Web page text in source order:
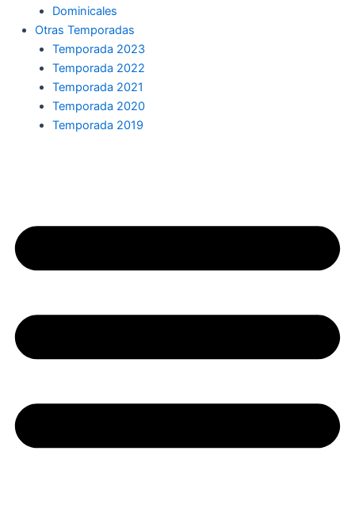
Dominicales
Otras Temporadas
Temporada 2023
Temporada 2022
Temporada 2021
Temporada 2020
Temporada 2019